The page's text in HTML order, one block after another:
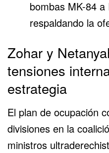
bombas MK-84
respaldando la
Zohar y
tensiones
estrategia
El plan de ocupación
divisiones en la
ministros